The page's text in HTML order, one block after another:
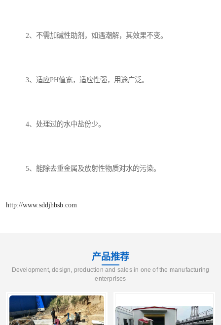
2、不需加碱性助剂，如遇潮解，其效果不变。
3、适应PH值宽，适应性强，用途广泛。
4、处理过的水中盐份少。
5、能除去重金属及放射性物质对水的污染。
http://www.sddjhbsb.com
产品推荐
Development, design, production and sales in one of the manufacturing
enterprises